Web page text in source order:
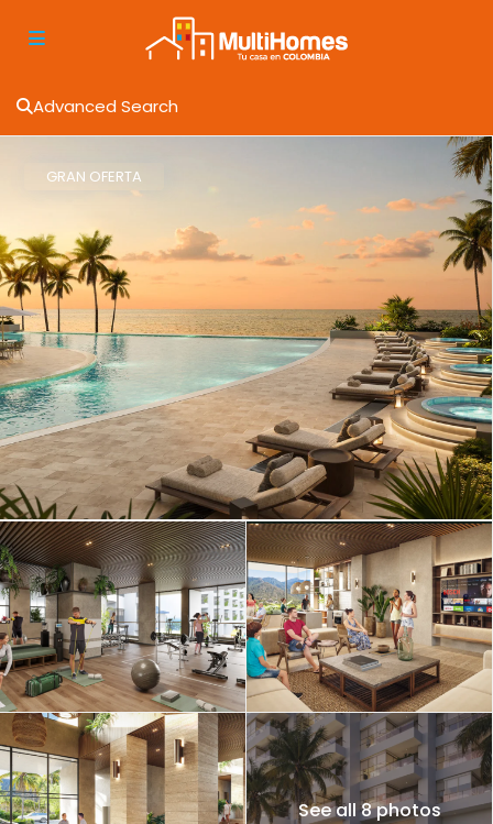
Advanced Search
GRAN OFERTA
See all 8 photos